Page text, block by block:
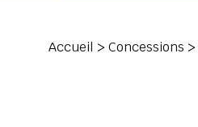
Accueil > Concessions >